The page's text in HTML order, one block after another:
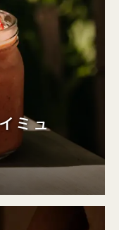
ミュ